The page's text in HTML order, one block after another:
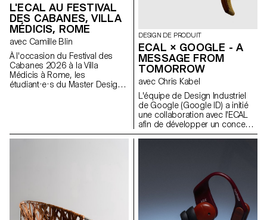
L'ECAL AU FESTIVAL
DES CABANES, VILLA
MÉDICIS, ROME
avec Camille Blin
À l'occasion du Festival des
Cabanes 2026 à la Villa
Médicis à Rome, les
étudiant·e·s du Master Design
fabricant italien de
céramique Mutina. Les jardins
Les étudiant·e·s ont eu accès à
l'ensemble du catalogue Mutina
(carreaux, briques et autres
DESIGN DE PRODUIT
ECAL × GOOGLE - A
MESSAGE FROM
TOMORROW
avec Chris Kabel
L'équipe de Design Industriel
de Google (Google ID) a initié
une collaboration avec l'ECAL
afin de développer un concept
de produit autour du téléphone
Produit ont été invité·e·s à
imaginer un outil innovant
adapté aux habitudes
contemporaines. À travers des
stroytelling créatifs, ces projets